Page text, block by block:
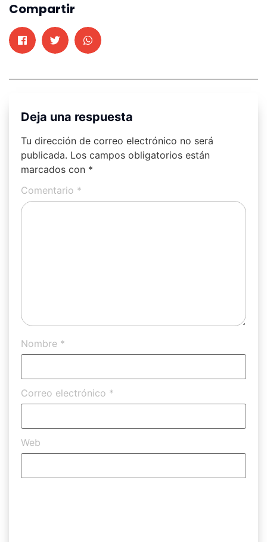
Compartir
Deja una respuesta
Tu dirección de correo electrónico no será
publicada. Los campos obligatorios están
marcados con *
Comentario *
Nombre *
Correo electrónico *
Web